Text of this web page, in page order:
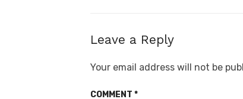
Leave a Reply
Your email address will not be
COMMENT *